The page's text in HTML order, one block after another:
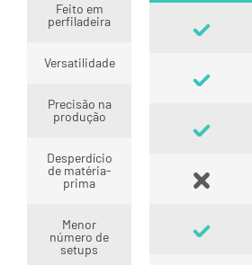
Feito em
perfiladeira
Versatilidade
Precisão na
produção
Desperdício
de matéria-
prima
Menor
número de
setups